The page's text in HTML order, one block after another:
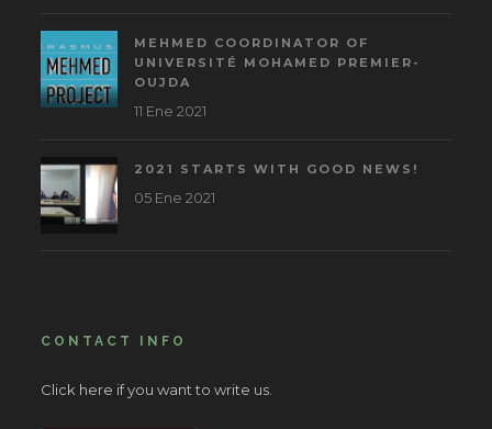
MEHMED COORDINATOR OF
UNIVERSITÉ MOHAMED PREMIER-
OUJDA
11 Ene 2021
2021 STARTS WITH GOOD NEWS!
05 Ene 2021
CONTACT INFO
Click here if you want to write us.